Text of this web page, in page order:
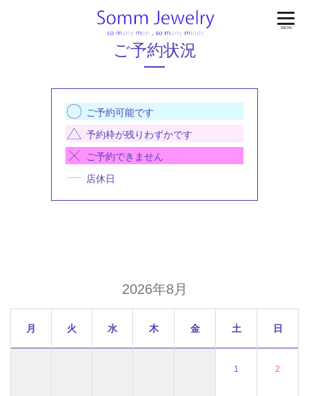
MENU
ご予約状況
ご予約可能です
予約枠が残りわずかです
ご予約できません
店休日
2026年8月
月 火 水 木 金 土 日
1 2